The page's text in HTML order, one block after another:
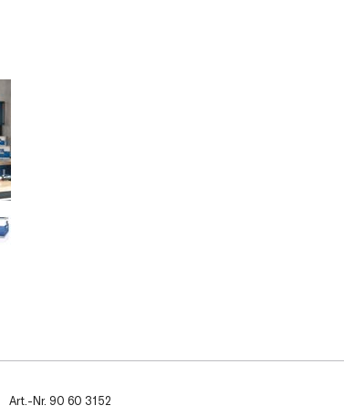
Art.-Nr. 90 60 3152